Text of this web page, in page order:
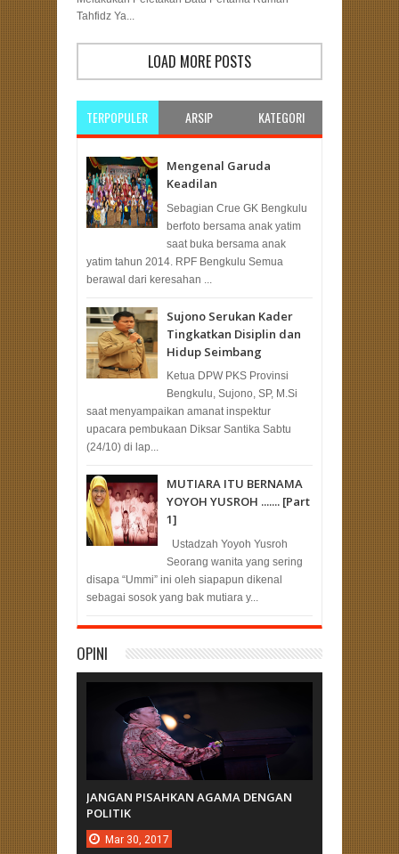
Tahfidz Ya...
LOAD MORE POSTS
TERPOPULER ARSIP KATEGORI
Mengenal Garuda
Keadilan
Sebagian Crue GK Bengkulu
berfoto bersama anak yatim
saat buka bersama anak
yatim tahun 2014. RPF Bengkulu Semua
berawal dari keresahan ...
Sujono Serukan Kader
Tingkatkan Disiplin dan
Hidup Seimbang
Ketua DPW PKS Provinsi
Bengkulu, Sujono, SP, M.Si
saat menyampaikan amanat inspektur
upacara pembukaan Diksar Santika Sabtu
(24/10) di lap...
MUTIARA ITU BERNAMA
YOYOH YUSROH ....... [Part
1]
Ustadzah Yoyoh Yusroh
Seorang wanita yang sering
disapa “Ummi” ini oleh siapapun dikenal
sebagai sosok yang bak mutiara y...
OPINI
JANGAN PISAHKAN AGAMA DENGAN
POLITIK
Mar 30, 2017